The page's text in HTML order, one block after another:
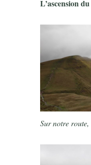
L’ascension
Sur notre